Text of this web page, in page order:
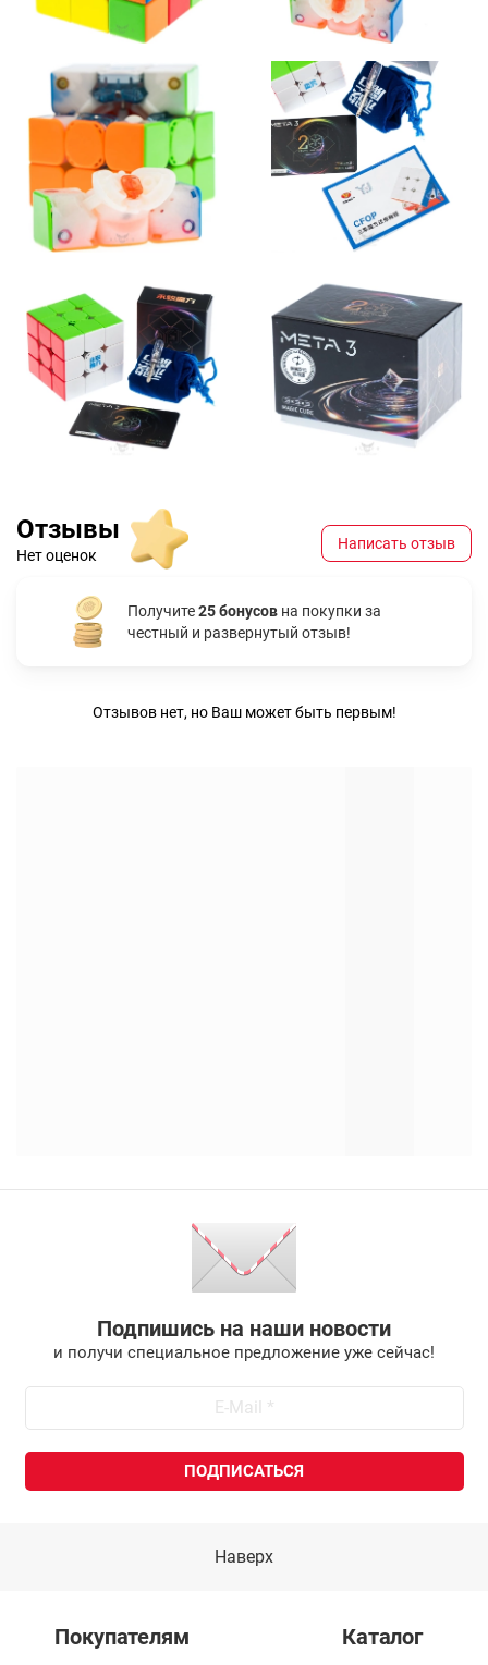
YJ 3x3x3 Meta3 (Wing-Magnetic + 8-Magnet Ball-core + UV)
есть как Болл-кор, так и магниты в основании центров.
Развивающие головоломки для детей и взрослых – умные
идеи подарков на Новый год и день рождения.
Отзывы
Нет оценок
Написать отзыв
Получите25 бонусов на покупки за
честный и развернутый отзыв!
Отзывов нет, но Ваш может быть первым!
Подпишись на наши новости
и получи специальное предложение уже сейчас!
Наверх
Покупателям Каталог